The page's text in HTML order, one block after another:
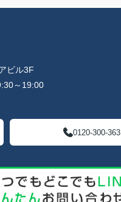
ビル3F
～19:00
0120-300-363